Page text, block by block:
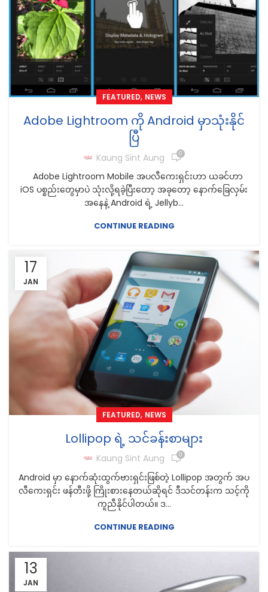
FEATURED, NEWS
Adobe Lightroom ကို Android မှာသုံးနိုင်
ပြီ
Kaung Sint Aung 0
Adobe Lightroom Mobile အပလီကေးရှင်းဟာ ယခင်ဟာ
iOS ပစ္စည်းတွေမှာပဲ သုံးလို့ရခဲ့ပြီးတော့ အခုတော့ နောက်ခြေလှမ်း
အနေနဲ့ Android ရဲ့ Jellyb...
CONTINUE READING
17
JAN
FEATURED, NEWS
Lollipop ရဲ့ သင်ခန်းစာများ
Kaung Sint Aung 0
Android မှာ နောက်ဆုံးထွက်ဗားရှင်းဖြစ်တဲ့ Lollipop အတွက် အပ
လီကေးရှင်း ဖန်တီးဖို့ ကြိုးစားနေတယ်ဆိုရင် ဒီသင်တန်းက သင့်ကို
ကူညီနိုင်ပါတယ်။ ဒ...
CONTINUE READING
13
JAN